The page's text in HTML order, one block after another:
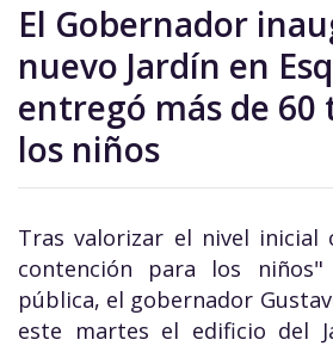
El Gobernador
nuevo Jardín en
entregó más de 60
los niños
Tras valorizar el nivel inicial
contención para los
pública, el gobernador
este martes el edificio del